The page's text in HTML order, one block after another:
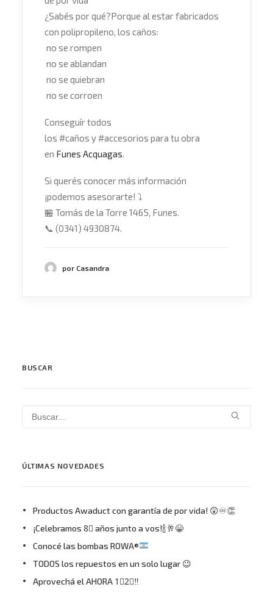
¿Sabés por qué?Porque al estar fabricados
con polipropileno, los caños:
no se rompen
no se ablandan
no se quiebran
no se corroen
Conseguír todos
los #caños y#accesorios para tu obra
en Funes Acquagas.
Si querés conocer más información
¡podemos asesorarte! ⤵
🏪 Tomás de la Torre 1465, Funes.
📞 (0341) 4930874.
por Casandra
BUSCAR
ÚLTIMAS NOVEDADES
Productos Awaduct con garantía de por vida! 😲♾👏
¡Celebramos 8⃣ años junto a vos!🍾🥂😁
Conocé las bombas ROWA®
TODOS los repuestos en un solo lugar 😉
Aprovechá el AHORA 1⃣2⃣‼